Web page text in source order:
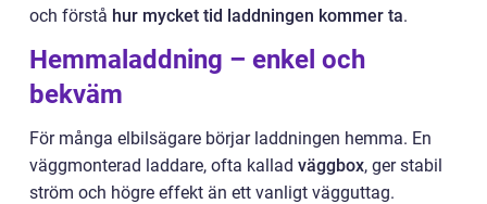
och förstå hur mycket tid laddningen kommer ta.
Hemmaladdning – enkel och
bekväm
För många elbilsägare börjar laddningen hemma. En
väggmonterad laddare, ofta kallad väggbox, ger stabil
ström och högre effekt än ett vanligt vägguttag.